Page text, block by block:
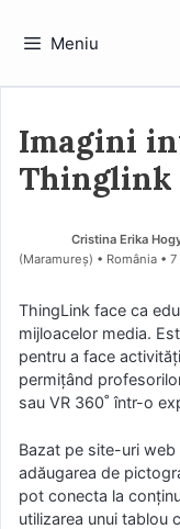
Meniu
Imagini
Thinglink
Cristina Erika
(Maramureş) • România
7
ThingLink face ca
mijloacelor media.
pentru a face
permițând
sau VR 360˚ într-o
Bazat pe site-uri
adăugarea de
pot conecta la
utilizarea unui tablou